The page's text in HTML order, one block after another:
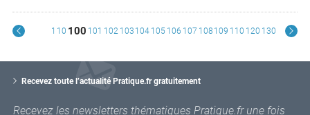
1 10 100 101 102 103 104 105 106 107 108 109 110 120 130
Recevez toute l’actualité Pratique.fr gratuitement
Recevez les newsletters thématiques Pratique.fr une fois
o
r